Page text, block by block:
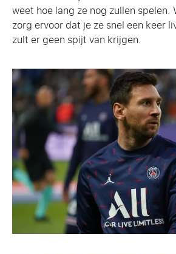
weet hoe lang ze nog zullen spelen.
zorg ervoor dat je ze snel een keer
zult er geen spijt van krijgen.